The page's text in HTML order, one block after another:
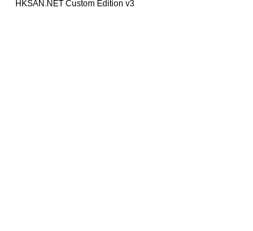
HKSAN.NET Custom Edition v3